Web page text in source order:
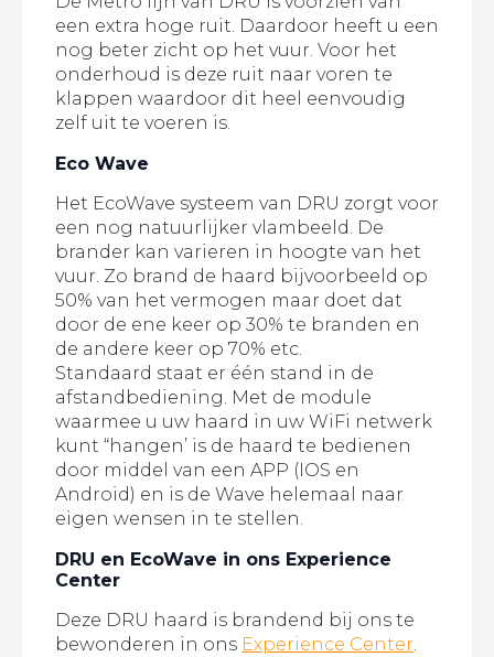
een extra hoge ruit. Daardoor heeft u een
nog beter zicht op het vuur. Voor het
onderhoud is deze ruit naar voren te
klappen waardoor dit heel eenvoudig
zelf uit te voeren is.
Eco Wave
Het EcoWave systeem van DRU zorgt voor
een nog natuurlijker vlambeeld. De
brander kan varieren in hoogte van het
vuur. Zo brand de haard bijvoorbeeld op
50% van het vermogen maar doet dat
door de ene keer op 30% te branden en
de andere keer op 70% etc.
Standaard staat er één stand in de
afstandbediening. Met de module
waarmee u uw haard in uw WiFi netwerk
kunt “hangen’ is de haard te bedienen
door middel van een APP (IOS en
Android) en is de Wave helemaal naar
eigen wensen in te stellen.
DRU en EcoWave in ons Experience
Center
Deze DRU haard is brandend bij ons te
bewonderen in ons Experience Center.